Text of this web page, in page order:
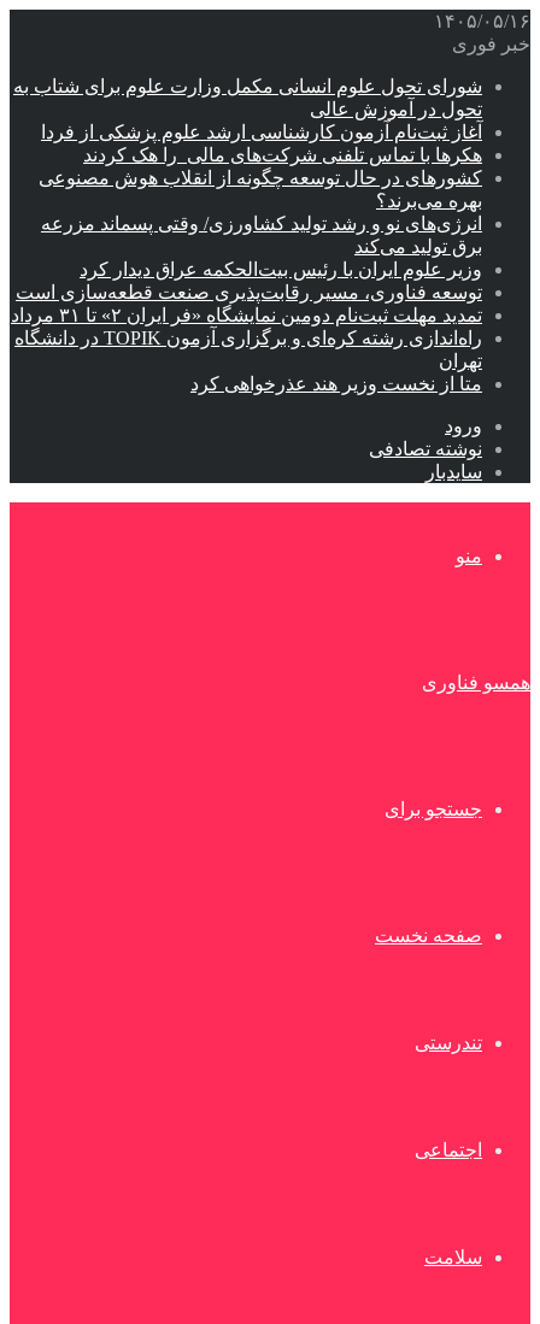
۱۴۰۵/۰۵/۱۶
خبر فوری
شورای تحول علوم انسانی مکمل وزارت علوم برای شتاب به
تحول در آموزش عالی
آغاز ثبت‌نام‌ آزمون کارشناسی ارشد علوم پزشکی از فردا
هکرها با تماس تلفنی شرکت‌های مالی را هک کردند
کشورهای در حال توسعه چگونه از انقلاب هوش مصنوعی
بهره می‌برند؟
انرژی‌های نو و رشد تولید کشاورزی/ وقتی پسماند مزرعه‌
برق تولید می‌کند
وزیر علوم ایران با رئیس بیت‌الحکمه عراق دیدار کرد
توسعه فناوری، مسیر رقابت‌پذیری صنعت قطعه‌سازی است
تمدید مهلت ثبت‌نام دومین نمایشگاه «فر ایران ۲» تا ۳۱ مرداد
راه‌اندازی رشته کره‌ای و برگزاری آزمون TOPIK در دانشگاه
تهران
متا از نخست وزیر هند عذرخواهی کرد
ورود
نوشته تصادفی
سایدبار
منو
همسو فناوری
جستجو برای
صفحه نخست
تندرستی
اجتماعی
سلامت